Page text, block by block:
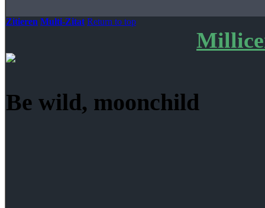
Zitieren Multi-Zitat Return to top
Be wild, moonchild